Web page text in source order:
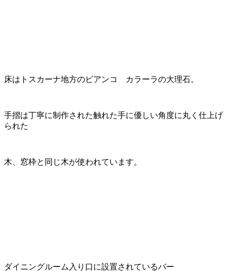
床はトスカーナ地方のビアンコ カラーラの大理石。
手摺は丁寧に制作された触れた手に優しい角度に丸く仕上げ
られた
木、窓枠と同じ木が使われています。
ダイニングルーム入り口に設置されているバー